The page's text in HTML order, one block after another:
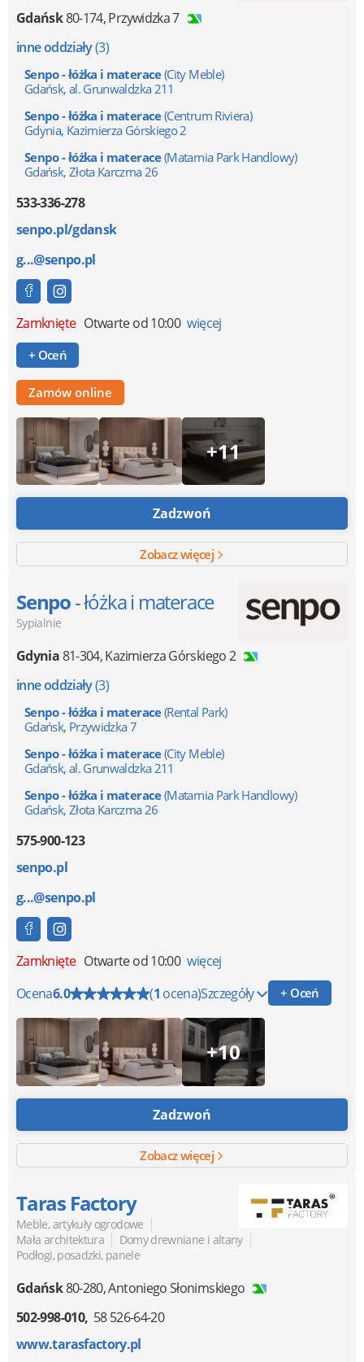
Gdańsk80-174,Przywidzka 7
inne oddziały(3)
Senpo - łóżka i materace(City Meble)
Gdańsk, al. Grunwaldzka 211
Senpo - łóżka i materace(Centrum Riviera)
Gdynia, Kazimierza Górskiego 2
Senpo - łóżka i materace(Matarnia Park Handlowy)
Gdańsk, Złota Karczma 26
533-336-278
senpo.pl/gdansk
g...@senpo.pl
Zamknięte Otwarte od 10:00 więcej
+ Oceń
Zamów online
+11
Zadzwoń
Zobacz więcej
Senpo- łóżka i materace
Sypialnie
Gdynia81-304,Kazimierza Górskiego 2
inne oddziały(3)
Senpo - łóżka i materace(Rental Park)
Gdańsk, Przywidzka 7
Senpo - łóżka i materace(City Meble)
Gdańsk, al. Grunwaldzka 211
Senpo - łóżka i materace(Matarnia Park Handlowy)
Gdańsk, Złota Karczma 26
575-900-123
senpo.pl
g...@senpo.pl
Zamknięte Otwarte od 10:00 więcej
Ocena6.0 (1 ocena)Szczegóły + Oceń
+10
Zadzwoń
Zobacz więcej
Taras Factory
Meble, artykuły ogrodowe |
Mała architektura | Domy drewniane i altany |
Podłogi, posadzki, panele
Gdańsk80-280,Antoniego Słonimskiego
502-998-010 58 526-64-20
www.tarasfactory.pl